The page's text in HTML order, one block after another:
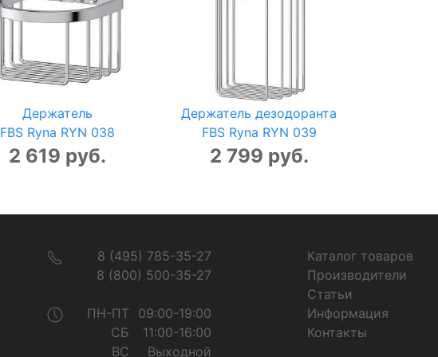
Держатель
FBS Ryna RYN 038
2 619 руб.
Держатель дезодоранта
FBS Ryna RYN 039
2 799 руб.
8 (495) 785-35-27
8 (800) 500-35-27
ПН-ПТ
09:00-19:00
СБ
11:00-16:00
ВС
Выходной
Каталог товаров
Производители
Статьи
Информация
Контакты